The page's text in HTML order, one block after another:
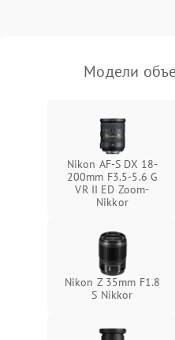
Модели
Nikon AF-S DX 18-
200mm F3.5-5.6 G
VR II ED Zoom-
Nikkor
Nikon Z 35mm F1.8
S Nikkor